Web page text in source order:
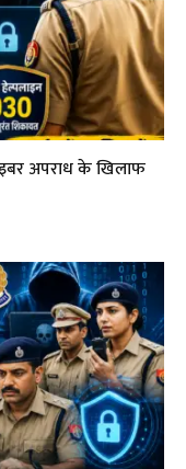
अपराध के खिलाफ